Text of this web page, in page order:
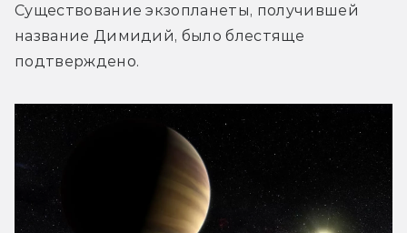
Существование экзопланеты, получившей
название Димидий, было блестяще
подтверждено.